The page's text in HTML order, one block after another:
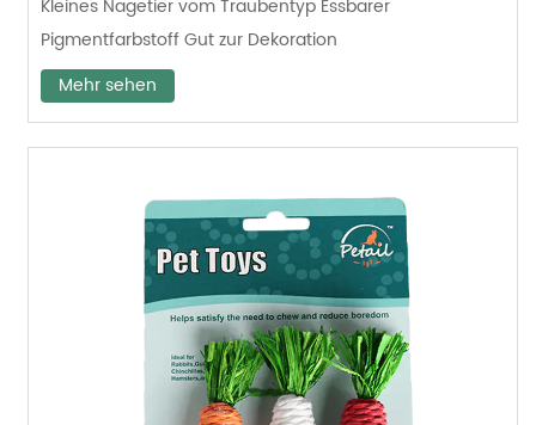
Kleines Nagetier vom Traubentyp Essbarer
Pigmentfarbstoff Gut zur Dekoration
Mehr sehen